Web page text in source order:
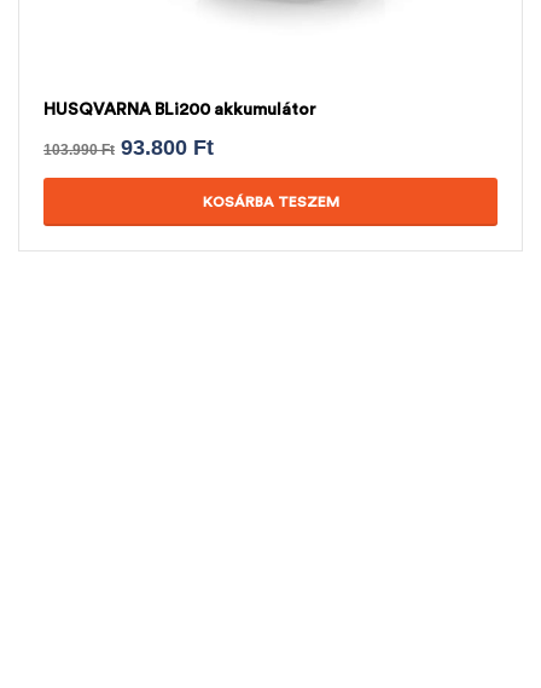
HUSQVARNA BLi200 akkumulátor
103.990Ft 93.800 Ft
KOSÁRBA TESZEM